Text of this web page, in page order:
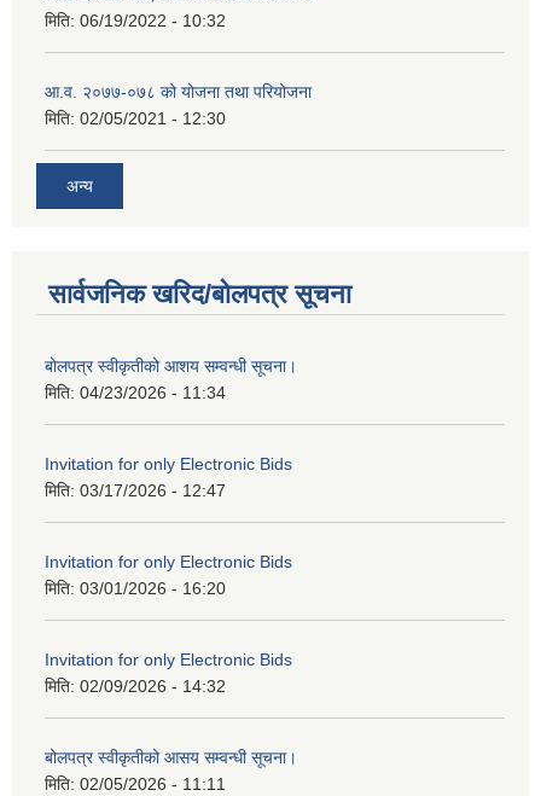
मिति: 06/19/2022 - 10:32
आ.व. २०७७-०७८ को योजना तथा परियोजना
मिति: 02/05/2021 - 12:30
अन्य
सार्वजनिक खरिद/बोलपत्र सूचना
बोलपत्र स्वीकृतीको आशय सम्वन्धी सूचना।
मिति: 04/23/2026 - 11:34
Invitation for only Electronic Bids
मिति: 03/17/2026 - 12:47
Invitation for only Electronic Bids
मिति: 03/01/2026 - 16:20
Invitation for only Electronic Bids
मिति: 02/09/2026 - 14:32
बोलपत्र स्वीकृतीको आसय सम्वन्धी सूचना।
मिति: 02/05/2026 - 11:11